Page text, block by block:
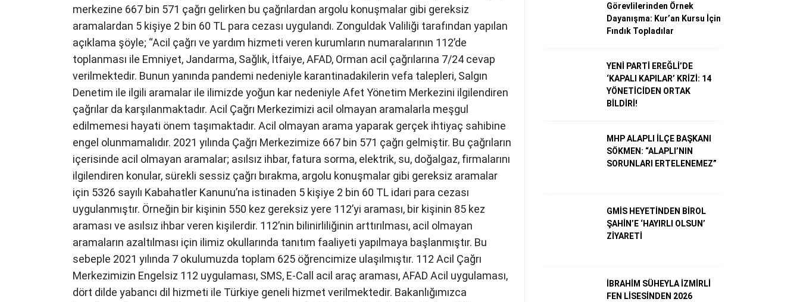
Sağlık
Politika
Asayiş
Diğer
WhatsApp İhbar Hattı
merkezine 667 bin 571 çağrı gelirken bu çağrılardan argolu konuşmalar gibi gereksiz
aramalardan 5 kişiye 2 bin 60 TL para cezası uygulandı. Zonguldak Valiliği tarafından yapılan
açıklama şöyle; “Acil çağrı ve yardım hizmeti veren kurumların numaralarının 112’de
toplanması ile Emniyet, Jandarma, Sağlık, İtfaiye, AFAD, Orman acil çağrılarına 7/24 cevap
verilmektedir. Bunun yanında pandemi nedeniyle karantinadakilerin vefa talepleri, Salgın
Denetim ile ilgili aramalar ile ilimizde yoğun kar nedeniyle Afet Yönetim Merkezini ilgilendiren
çağrılar da karşılanmaktadır. Acil Çağrı Merkezimizi acil olmayan aramalarla meşgul
edilmemesi hayati önem taşımaktadır. Acil olmayan arama yaparak gerçek ihtiyaç sahibine
engel olunmamalıdır. 2021 yılında Çağrı Merkezimize 667 bin 571 çağrı gelmiştir. Bu çağrıların
içerisinde acil olmayan aramalar; asılsız ihbar, fatura sorma, elektrik, su, doğalgaz, firmalarını
ilgilendiren konular, sürekli sessiz çağrı bırakma, argolu konuşmalar gibi gereksiz aramalar
için 5326 sayılı Kabahatler Kanunu’na istinaden 5 kişiye 2 bin 60 TL idari para cezası
uygulanmıştır. Örneğin bir kişinin 550 kez gereksiz yere 112’yi araması, bir kişinin 85 kez
araması ve asılsız ihbar veren kişilerdir. 112’nin bilinirliliğinin arttırılması, acil olmayan
aramaların azaltılması için ilimiz okullarında tanıtım faaliyeti yapılmaya başlanmıştır. Bu
sebeple 2021 yılında 7 okulumuzda toplam 625 öğrencimize ulaşılmıştır. 112 Acil Çağrı
Merkezimizin Engelsiz 112 uygulaması, SMS, E-Call acil araç araması, AFAD Acil uygulaması,
dört dilde yabancı dil hizmeti ile Türkiye geneli hizmet verilmektedir. Bakanlığımızca
Görevlilerinden Örnek
Dayanışma: Kur’an Kursu İçin
Fındık Topladılar
YENİ PARTİ EREĞLİ’DE
‘KAPALI KAPILAR’ KRİZİ: 14
YÖNETİCİDEN ORTAK
BİLDİRİ!
MHP ALAPLI İLÇE BAŞKANI
SÖKMEN: “ALAPLI’NIN
SORUNLARI ERTELENEMEZ”
GMİS HEYETİNDEN BİROL
ŞAHİN’E ‘HAYIRLI OLSUN’
ZİYARETİ
İBRAHİM SÜHEYLA İZMİRLİ
FEN LİSESİNDEN 2026